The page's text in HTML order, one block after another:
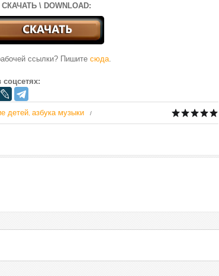
СКАЧАТЬ \ DOWNLOAD:
ссылки? Пишите сюда.
соцсетях:
детей азбука музыки